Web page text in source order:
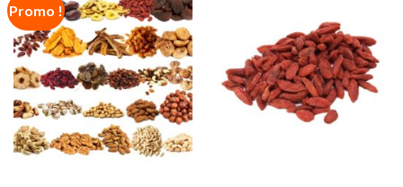
Promo !
Ajouter
à la liste
de
souhaits
de
souhaits